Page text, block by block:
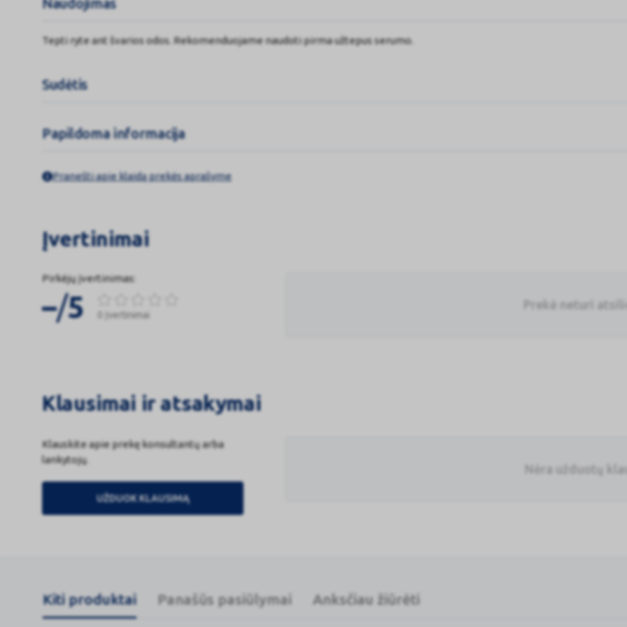
Tepti ryte ant švarios odos. Rekomenduojame naudoti pirma užtepus serumo.
Sudėtis
Papildoma informacija
Pranešti apie klaidą prekės aprašyme
Įvertinimai
Pirkėjų įvertinimas:
–/5 0 Įvertinimai
Prekė neturi
Klausimai ir atsakymai
Klauskite apie prekę konsultantų arba
lankytojų.
UŽDUOK KLAUSIMĄ
Nėra užduotų
Kiti produktai Panašūs pasiūlymai Anksčiau žiūrėti